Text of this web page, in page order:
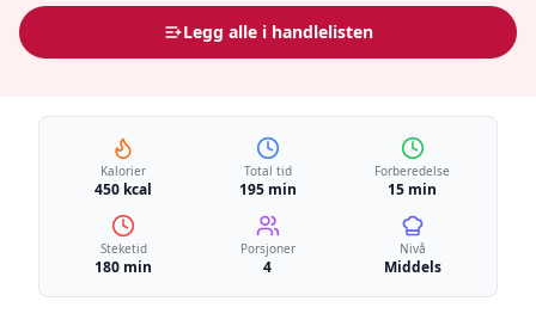
Legg alle i handlelisten
Kalorier
450 kcal
Total tid
195 min
Forberedelse
15 min
Steketid
180 min
Porsjoner
4
Nivå
Middels